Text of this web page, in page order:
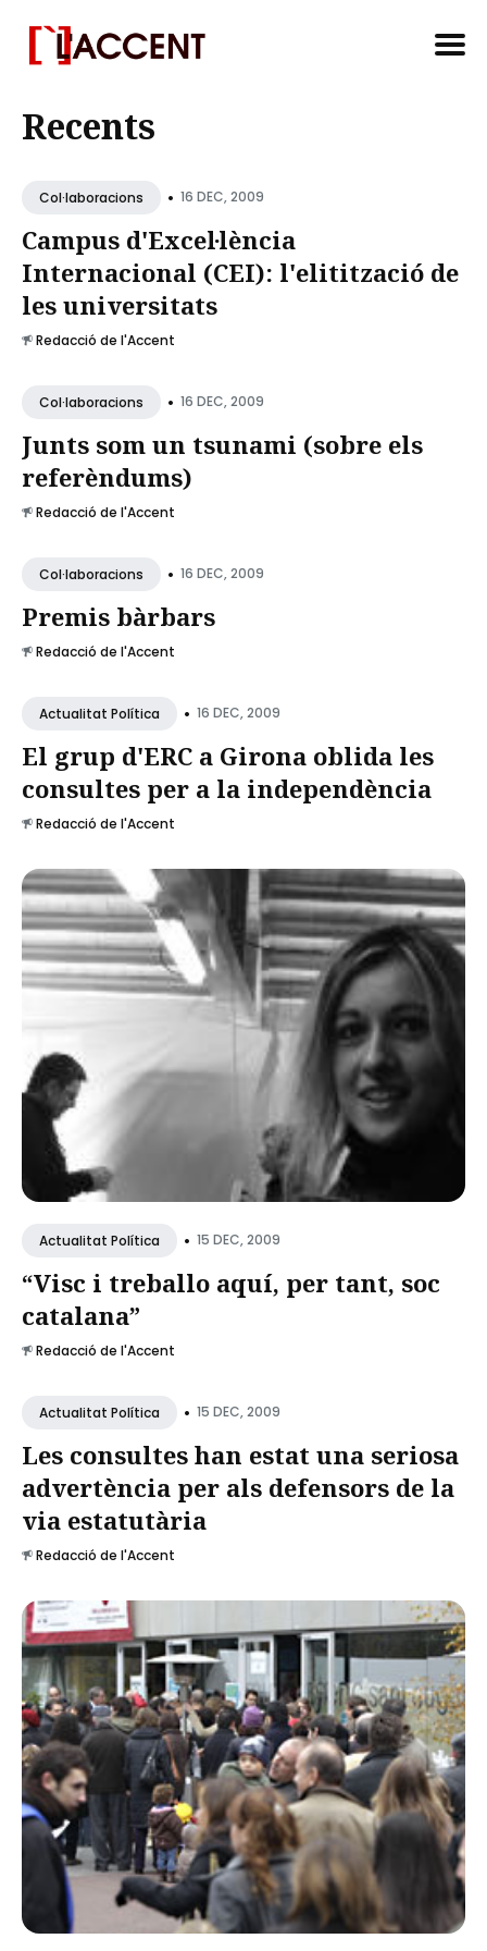
for
Recents
Col·laboracions • 16 DEC, 2009
Campus d'Excel·lència
Internacional (CEI): l'elitització de
les universitats
Redacció de l'Accent
Col·laboracions • 16 DEC, 2009
Junts som un tsunami (sobre els
referèndums)
Redacció de l'Accent
Col·laboracions • 16 DEC, 2009
Premis bàrbars
Redacció de l'Accent
Actualitat Política • 16 DEC, 2009
El grup d'ERC a Girona oblida les
consultes per a la independència
Redacció de l'Accent
Actualitat Política • 15 DEC, 2009
“Visc i treballo aquí, per tant, soc
catalana”
Redacció de l'Accent
Actualitat Política • 15 DEC, 2009
Les consultes han estat una seriosa
advertència per als defensors de la
via estatutària
Redacció de l'Accent